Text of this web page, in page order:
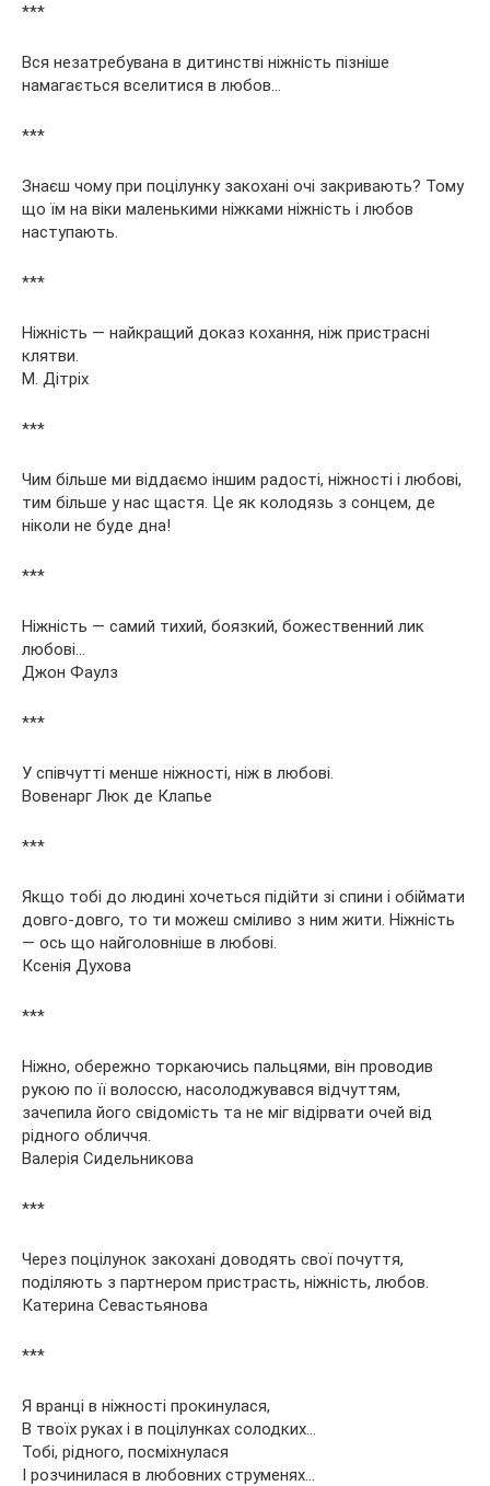
***
Вся незатребувана в дитинстві ніжність пізніше
намагається вселитися в любов…
***
Знаєш чому при поцілунку закохані очі закривають? Тому
що їм на віки маленькими ніжками ніжність і любов
наступають.
***
Ніжність — найкращий доказ кохання, ніж пристрасні
клятви.
М. Дітріх
***
Чим більше ми віддаємо іншим радості, ніжності і любові,
тим більше у нас щастя. Це як колодязь з сонцем, де
ніколи не буде дна!
***
Ніжність — самий тихий, боязкий, божественний лик
любові…
Джон Фаулз
***
У співчутті менше ніжності, ніж в любові.
Вовенарг Люк де Клапье
***
Якщо тобі до людині хочеться підійти зі спини і обіймати
довго-довго, то ти можеш сміливо з ним жити. Ніжність
— ось що найголовніше в любові.
Ксенія Духова
***
Ніжно, обережно торкаючись пальцями, він проводив
рукою по її волоссю, насолоджувався відчуттям,
зачепила його свідомість та не міг відірвати очей від
рідного обличчя.
Валерія Сидельникова
***
Через поцілунок закохані доводять свої почуття,
поділяють з партнером пристрасть, ніжність, любов.
Катерина Севастьянова
***
Я вранці в ніжності прокинулася,
В твоїх руках і в поцілунках солодких…
Тобі, рідного, посміхнулася
І розчинилася в любовних струменях…